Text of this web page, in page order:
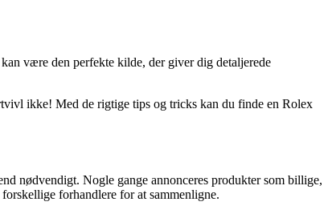
være den perfekte kilde, der giver dig detaljerede
ikke! Med de rigtige tips og tricks kan du finde en Rolex
nødvendigt. Nogle gange annonceres produkter som billige,
forhandlere for at sammenligne.